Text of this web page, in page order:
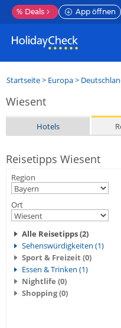
% Deals App öffnen
Startseite> Europa>
Wiesent
Hotels
Reisetipps Wiesent
Region
Ort
Alle Reisetipps (2)
Sehenswürdigkeiten (1)
Sport & Freizeit (0)
Essen & Trinken (1)
Nightlife (0)
Shopping (0)